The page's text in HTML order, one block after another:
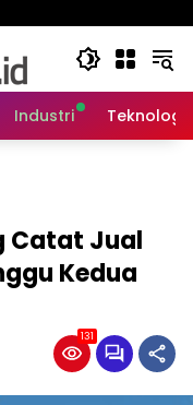
Industri Teknologi
Catat Jual
Kedua
131